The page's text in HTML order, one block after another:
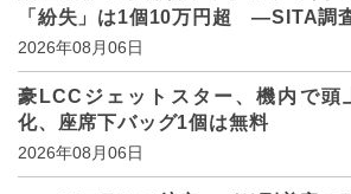
「紛失」は1個10万円超 ―SITA調
2026年08月06日
豪LCCジェットスター、機内で頭
化、座席下バッグ1個は無料
2026年08月06日